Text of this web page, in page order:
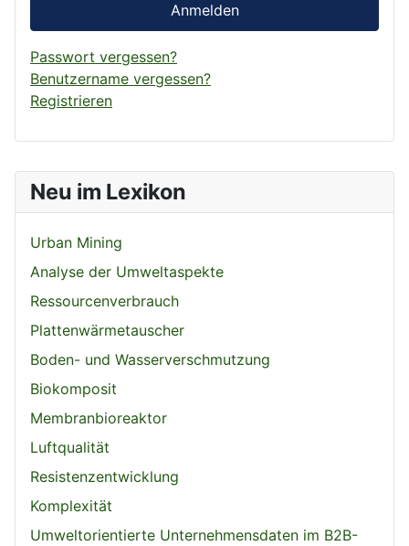
Neu im Lexikon
Urban Mining
Analyse der Umweltaspekte
Ressourcenverbrauch
Plattenwärmetauscher
Boden- und Wasserverschmutzung
Biokomposit
Membranbioreaktor
Luftqualität
Resistenzentwicklung
Komplexität
Umweltorientierte Unternehmensdaten im B2B-
Anmelden
Passwort vergessen?
Benutzername vergessen?
Registrieren